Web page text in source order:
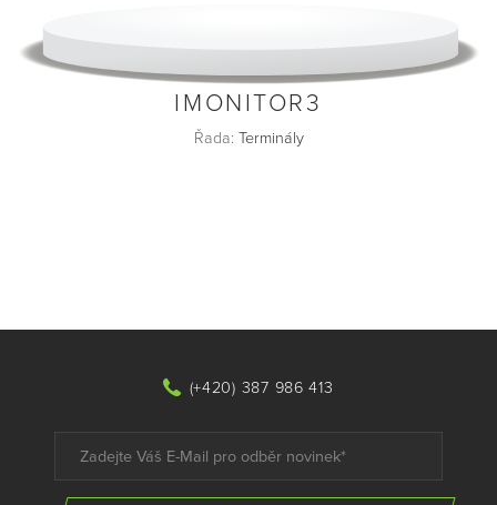
IMONITOR3
Řada: Terminály
(+420) 387 986 413